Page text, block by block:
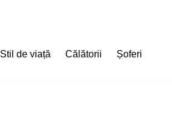
Stil de viață Călătorii
Șoferi